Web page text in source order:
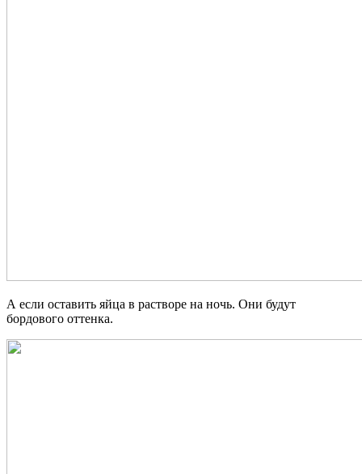
А если оставить яйца в растворе на ночь. Они будут
бордового оттенка.